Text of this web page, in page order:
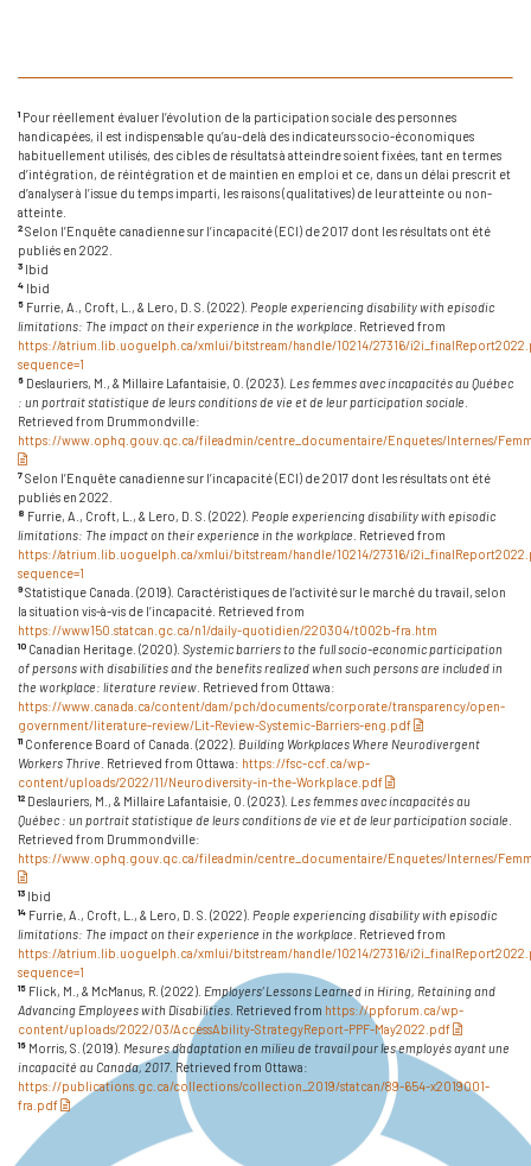
1 Pour réellement évaluer l’évolution de la participation sociale des personnes
handicapées, il est indispensable qu’au-delà des indicateurs socio-économiques
habituellement utilisés, des cibles de résultats à atteindre soient fixées, tant en termes
d’intégration, de réintégration et de maintien en emploi et ce, dans un délai prescrit et
d’analyser à l’issue du temps imparti, les raisons (qualitatives) de leur atteinte ou non-
atteinte.
2 Selon l’Enquête canadienne sur l’incapacité (ECI) de 2017 dont les résultats ont été
publiés en 2022.
3 Ibid
4 Ibid
5 Furrie, A., Croft, L., & Lero, D. S. (2022). People experiencing disability with episodic
limitations: The impact on their experience in the workplace . Retrieved from
https://atrium.lib.uoguelph.ca/xmlui/bitstream/handle/10214/27316/
sequence=1
6 Deslauriers, M., & Millaire Lafantaisie, O. (2023). Les femmes avec incapacités au Québec
: un portrait statistique de leurs conditions de vie et de leur participation sociale
Retrieved from Drummondville:
https://www.ophq.gouv.qc.ca/fileadmin/centre_documentaire/Enquetes/Internes/
(pdf)
7 Selon l’Enquête canadienne sur l’incapacité (ECI) de 2017 dont les résultats ont été
publiés en 2022.
8 Furrie, A., Croft, L., & Lero, D. S. (2022). People experiencing disability with episodic
limitations: The impact on their experience in the workplace . Retrieved from
https://atrium.lib.uoguelph.ca/xmlui/bitstream/handle/10214/27316/
sequence=1
9 Statistique Canada. (2019). Caractéristiques de l’activité sur le marché du travail, selon
la situation vis-à-vis de l’incapacité. Retrieved from
https://www150.statcan.gc.ca/n1/daily-quotidien/220304/t002b-fra.htm
10 Canadian Heritage. (2020). Systemic barriers to the full socio-economic participation
of persons with disabilities and the benefits realized when such persons are included in
the workplace: literature review . Retrieved from Ottawa:
https://www.canada.ca/content/dam/pch/documents/corporate/transparency/open-
government/literature-review/Lit-Review-Systemic-Barriers-eng.pdf
(pdf)
11 Conference Board of Canada. (2022). Building Workplaces Where Neurodivergent
Workers Thrive . Retrieved from Ottawa: https://fsc-ccf.ca/wp-
content/uploads/2022/11/Neurodiversity-in-the-Workplace.pdf
(pdf)
12 Deslauriers, M., & Millaire Lafantaisie, O. (2023). Les femmes avec incapacités au
Québec : un portrait statistique de leurs conditions de vie et de leur participation sociale
Retrieved from Drummondville:
https://www.ophq.gouv.qc.ca/fileadmin/centre_documentaire/Enquetes/Internes/
(pdf)
13 Ibid
14 Furrie, A., Croft, L., & Lero, D. S. (2022). People experiencing disability with episodic
limitations: The impact on their experience in the workplace . Retrieved from
https://atrium.lib.uoguelph.ca/xmlui/bitstream/handle/10214/27316/
sequence=1
15 Flick, M., & McManus, R. (2022). Employers’ Lessons Learned in Hiring, Retaining and
Advancing Employees with Disabilities . Retrieved from https://ppforum.ca/wp-
content/uploads/2022/03/AccessAbility-StrategyReport-PPF-May2022.pdf
(pdf)
16 Morris, S. (2019). Mesures d’adaptation en milieu de travail pour les employés ayant une
incapacité au Canada, 2017. Retrieved from Ottawa:
https://publications.gc.ca/collections/collection_2019/statcan/89-654-x2019001-
fra.pdf
(pdf)